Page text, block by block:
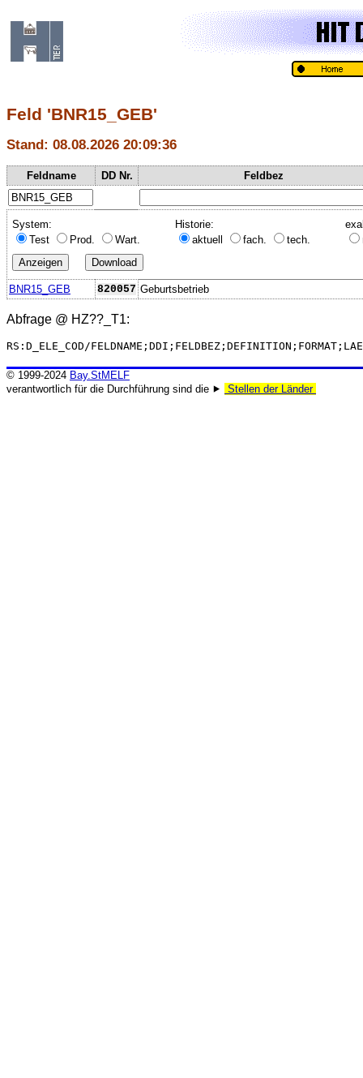
Feld 'BNR15_GEB'
Stand: 08.08.2026 20:09:36
Feldname DD Nr. Feldbez
System:
Test
Prod. Wart.
Historie:
aktuell
fach. tech.
BNR15_GEB 820057 Geburtsbetrieb
Abfrage @ HZ??_T1:
RS:D_ELE_COD/
© 1999-2024 Bay.StMELF
verantwortlich für die Durchführung sind die ⯈
Stellen der Länder